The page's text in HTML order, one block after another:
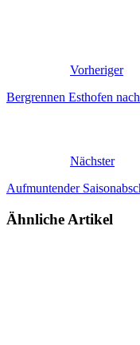
Vorheriger
Bergrennen Esthofen
Nächster
Aufmuntender
Ähnliche Artikel